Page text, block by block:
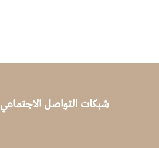
شبكات التواصل الاجتماعي